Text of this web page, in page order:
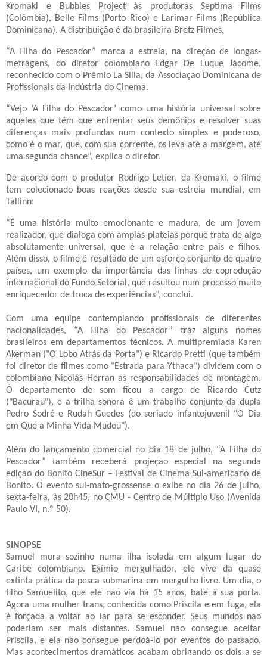
Kromaki e Bubbles Project às produtoras Septima Films
(Colômbia), Belle Films (Porto Rico) e Larimar Films (República
Dominicana). A distribuição é da brasileira Bretz Filmes.
“A Filha do Pescador” marca a estreia, na direção de longas-
metragens, do diretor colombiano Edgar De Luque Jácome,
reconhecido com o Prêmio La Silla, da Associação Dominicana de
Profissionais da Indústria do Cinema.
“Vejo ‘A Filha do Pescador’ como uma história universal sobre
aqueles que têm que enfrentar seus demônios e resolver suas
diferenças mais profundas num contexto simples e poderoso,
como é o mar, que, com sua corrente, os leva até a margem, até
uma segunda chance”, explica o diretor.
De acordo com o produtor Rodrigo Letier, da Kromaki, o filme
tem colecionado boas reações desde sua estreia mundial, em
Tallinn:
“É uma história muito emocionante e madura, de um jovem
realizador, que dialoga com amplas plateias porque trata de algo
absolutamente universal, que é a relação entre pais e filhos.
Além disso, o filme é resultado de um esforço conjunto de quatro
países, um exemplo da importância das linhas de coprodução
internacional do Fundo Setorial, que resultou num processo muito
enriquecedor de troca de experiências”, conclui.
Com uma equipe contemplando profissionais de diferentes
nacionalidades, “A Filha do Pescador” traz alguns nomes
brasileiros em departamentos técnicos. A multipremiada Karen
Akerman ("O Lobo Atrás da Porta") e Ricardo Pretti (que também
foi diretor de filmes como "Estrada para Ythaca") dividem com o
colombiano Nicolás Herran as responsabilidades de montagem.
O departamento de som ficou a cargo de Ricardo Cutz
("Bacurau"), e a trilha sonora é um trabalho conjunto da dupla
Pedro Sodré e Rudah Guedes (do seriado infantojuvenil "O Dia
em Que a Minha Vida Mudou").
Além do lançamento comercial no dia 18 de julho, “A Filha do
Pescador” também receberá projeção especial na segunda
edição do Bonito CineSur – Festival de Cinema Sul-americano de
Bonito. O evento sul-mato-grossense o exibe no dia 26 de julho,
sexta-feira, às 20h45, no CMU - Centro de Múltiplo Uso (Avenida
Paulo VI, n.º 50).
SINOPSE
Samuel mora sozinho numa ilha isolada em algum lugar do
Caribe colombiano. Exímio mergulhador, ele vive da quase
extinta prática da pesca submarina em mergulho livre. Um dia, o
filho Samuelito, que ele não via há 15 anos, bate à sua porta.
Agora uma mulher trans, conhecida como Priscila e em fuga, ela
é forçada a voltar ao lar para se esconder. Seus mundos não
poderiam ser mais distantes. Samuel não consegue aceitar
Priscila, e ela não consegue perdoá-lo por eventos do passado.
Mas acontecimentos dramáticos acabam obrigando os dois a se